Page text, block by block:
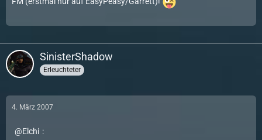
SinisterShadow
Erleuchteter
4. März 2007
Elchi :